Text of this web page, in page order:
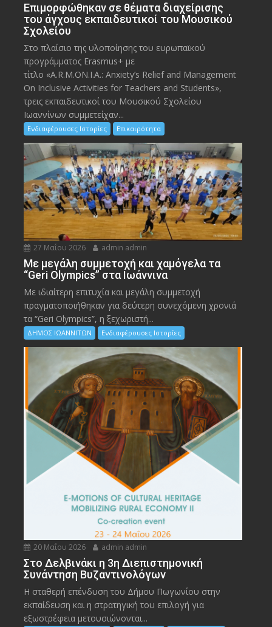
Eπιμορφώθηκαν σε θέματα διαχείρισης
του άγχους εκπαιδευτικοί του Μουσικού
Σχολείου
Στο πλαίσιο της υλοποίησης του ευρωπαϊκού
προγράμματος Erasmus+ με
τίτλο «A.R.M.ON.I.A.: Anxiety’s Relief and Management
On Inclusive Activities for Teachers and Students»,
τρεις εκπαιδευτικοί του Μουσικού Σχολείου
Ιωαννίνων συμμετείχαν...
Ενδιαφέρουσες Ιστορίες Επικαιρότητα
27 Μαΐου 2026 admin admin
Με μεγάλη συμμετοχή και χαμόγελα τα
“Geri Olympics” στα Ιωάννινα
Με ιδιαίτερη επιτυχία και μεγάλη συμμετοχή
πραγματοποιήθηκαν για δεύτερη συνεχόμενη χρονιά
τα “Geri Olympics”, η ξεχωριστή...
ΔΗΜΟΣ ΙΩΑΝΝΙΤΩΝ Ενδιαφέρουσες Ιστορίες
20 Μαΐου 2026 admin admin
Στο Δελβινάκι η 3η Διεπιστημονική
Συνάντηση Βυζαντινολόγων
Η σταθερή επένδυση του Δήμου Πωγωνίου στην
εκπαίδευση και η στρατηγική του επιλογή για
εξωστρέφεια μετουσιώνονται...